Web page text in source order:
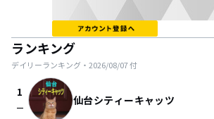
ランキング
デイリーランキング・ 2026/08/07付
1
check_indeterminate_small 仙台シティーキャッツ